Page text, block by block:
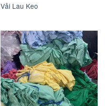
Vải Lau Keo